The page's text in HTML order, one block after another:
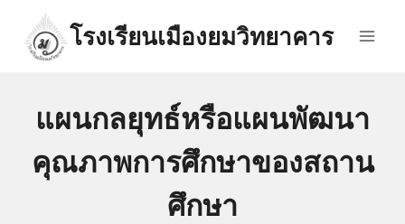
content
โรงเรียนเมืองยมวิทยาคาร
แผนกลยุทธ์หรือแผนพัฒนา
คุณภาพการศึกษาของสถาน
ศึกษา